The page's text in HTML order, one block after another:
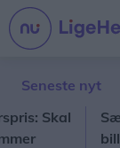
Seneste nyt
Skal
Sæby